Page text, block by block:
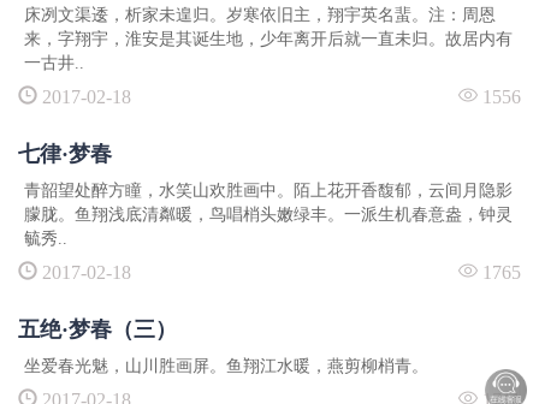
假如我是一名草根校长
田小娥倾诉（外一首）
假如我是总裁
扁豆花开
杏花雨
床冽文渠逶，析家未遑归。岁寒依旧主，翔宇英名蜚。注：周恩
来，字翔宇，淮安是其诞生地，少年离开后就一直未归。故居内有
一古井..
2017-02-18 1556
七律·梦春
青韶望处醉方瞳，水笑山欢胜画中。陌上花开香馥郁，云间月隐影
朦胧。鱼翔浅底清粼暖，鸟唱梢头嫩绿丰。一派生机春意盎，钟灵
毓秀..
2017-02-18 1765
五绝·梦春（三）
坐爱春光魅，山川胜画屏。鱼翔江水暖，燕剪柳梢青。
2017-02-18 1711